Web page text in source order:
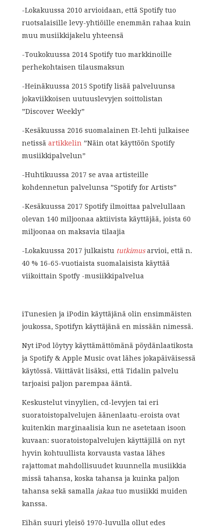
-Lokakuussa 2010 arvioidaan, että Spotify tuo
ruotsalaisille levy-yhtiöille enemmän rahaa kuin
muu musiikkijakelu yhteensä
-Toukokuussa 2014 Spotify tuo markkinoille
perhekohtaisen tilausmaksun
-Heinäkuussa 2015 Spotify lisää palveluunsa
jokaviikkoisen uutuuslevyjen soittolistan
”Discover Weekly”
-Kesäkuussa 2016 suomalainen Et-lehti julkaisee
netissä artikkelin ”Näin otat käyttöön Spotify
musiikkipalvelun”
-Huhtikuussa 2017 se avaa artisteille
kohdennetun palvelunsa ”Spotify for Artists”
-Kesäkuussa 2017 Spotify ilmoittaa palvelullaan
olevan 140 miljoonaa aktiivista käyttäjää, joista 60
miljoonaa on maksavia tilaajia
-Lokakuussa 2017 julkaistu tutkimusarvioi, että n.
40 % 16-65-vuotiaista suomalaisista käyttää
viikoittain Spotfy -musiikkipalvelua
iTunesien ja iPodin käyttäjänä olin ensimmäisten
joukossa, Spotifyn käyttäjänä en missään nimessä.
Nyt iPod löytyy käyttämättömänä pöydänlaatikosta
ja Spotify & Apple Music ovat lähes jokapäiväisessä
käytössä. Väittävät lisäksi, että Tidalin palvelu
tarjoaisi paljon parempaa ääntä.
Keskustelut vinyylien, cd-levyjen tai eri
suoratoistopalvelujen äänenlaatu-eroista ovat
kuitenkin marginaalisia kun ne asetetaan isoon
kuvaan: suoratoistopalvelujen käyttäjillä on nyt
hyvin kohtuullista korvausta vastaa lähes
rajattomat mahdollisuudet kuunnella musiikkia
missä tahansa, koska tahansa ja kuinka paljon
tahansa sekä samalla jakaatuo musiikki muiden
kanssa.
Eihän suuri yleisö 1970-luvulla ollut edes